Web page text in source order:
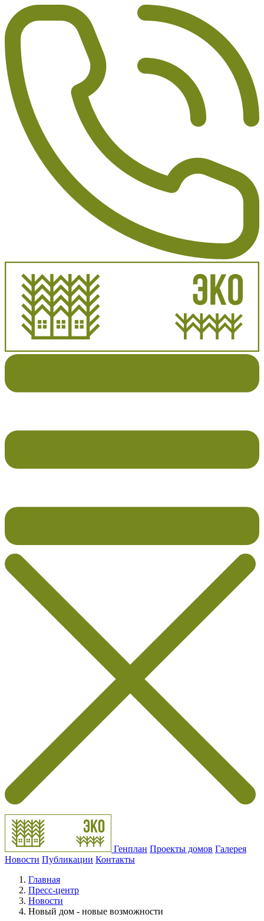
Генплан Проекты домов Галерея
Новости Публикации Контакты
Главная
Пресс-центр
Новости
Новый дом - новые возможности